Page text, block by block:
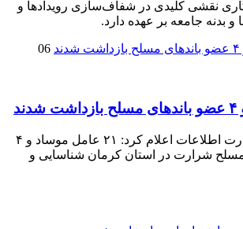
نقشی کلیدی در شفاف‌سازی رویدادها و
و بدنه جامعه بر عهده دارد.
06
محمودآباد آنلاین : وزارت اطلاعات اعلام کرد: ۲۱ عامل موساد و ۴
شرارت در استان کرمان شناسایی و